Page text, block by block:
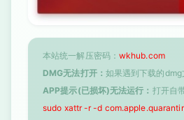
本站统一解压密码： wkhub.com
DMG无法打开： 如果遇到下载的
APP提示(已损坏)无法运行： 打开自
sudo xattr -r -d